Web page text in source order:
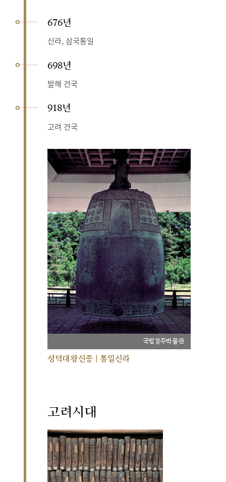
676년
신라, 삼국통일
698년
발해 건국
918년
고려 건국
국립경주박물관
성덕대왕신종 | 통일신라
고려시대